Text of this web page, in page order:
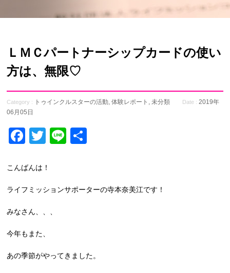
ＬＭＣパートナーシップカードの使い
方は、無限♡
Category : トゥインクルスターの活動,体験レポート ,未分類 Date : 2019年
06月05日
Facebook
Twitter
Line
こんばんは！
ライフミッションサポーターの寺本奈美江です！
みなさん、、、
今年もまた、
あの季節がやってきました。